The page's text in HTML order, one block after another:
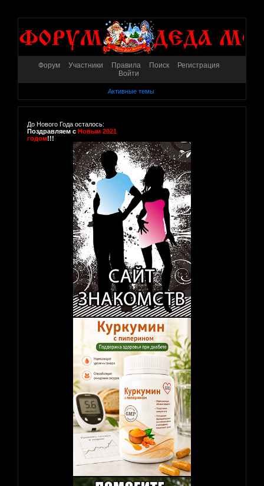
Форум Участники Правила Поиск
Регистрация
Войти
Активные темы
До Нового Года осталось:
Поздравляем с Новым 2021
годом!!!